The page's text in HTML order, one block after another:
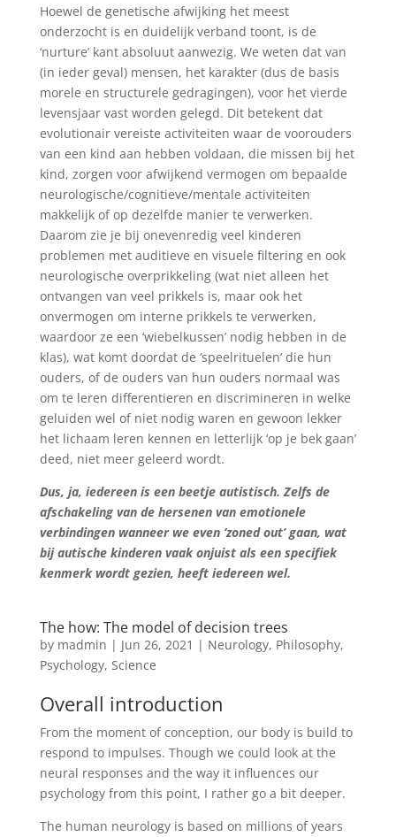
Hoewel de genetische afwijking het meest
onderzocht is en duidelijk verband toont, is de
‘nurture’ kant absoluut aanwezig. We weten dat van
(in ieder geval) mensen, het karakter (dus de basis
morele en structurele gedragingen), voor het vierde
levensjaar vast worden gelegd. Dit betekent dat
evolutionair vereiste activiteiten waar de voorouders
van een kind aan hebben voldaan, die missen bij het
kind, zorgen voor afwijkend vermogen om bepaalde
neurologische/cognitieve/mentale activiteiten
makkelijk of op dezelfde manier te verwerken.
Daarom zie je bij onevenredig veel kinderen
problemen met auditieve en visuele filtering en ook
neurologische overprikkeling (wat niet alleen het
ontvangen van veel prikkels is, maar ook het
onvermogen om interne prikkels te verwerken,
waardoor ze een ‘wiebelkussen’ nodig hebben in de
klas), wat komt doordat de ‘speelrituelen’ die hun
ouders, of de ouders van hun ouders normaal was
om te leren differentieren en discrimineren in welke
geluiden wel of niet nodig waren en gewoon lekker
het lichaam leren kennen en letterlijk ‘op je bek gaan’
deed, niet meer geleerd wordt.
Dus, ja, iedereen is een beetje autistisch. Zelfs de
afschakeling van de hersenen van emotionele
verbindingen wanneer we even ‘zoned out’ gaan, wat
bij autische kinderen vaak onjuist als een specifiek
kenmerk wordt gezien, heeft iedereen wel.
The how: The model of decision trees
by madmin | Jun 26, 2021 | Neurology, Philosophy,
Psychology, Science
Overall introduction
From the moment of conception, our body is build to
respond to impulses. Though we could look at the
neural responses and the way it influences our
psychology from this point, I rather go a bit deeper.
The human neurology is based on millions of years